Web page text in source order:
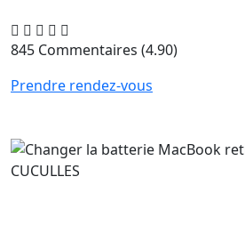
845 Commentaires (4.90)
Prendre rendez-vous